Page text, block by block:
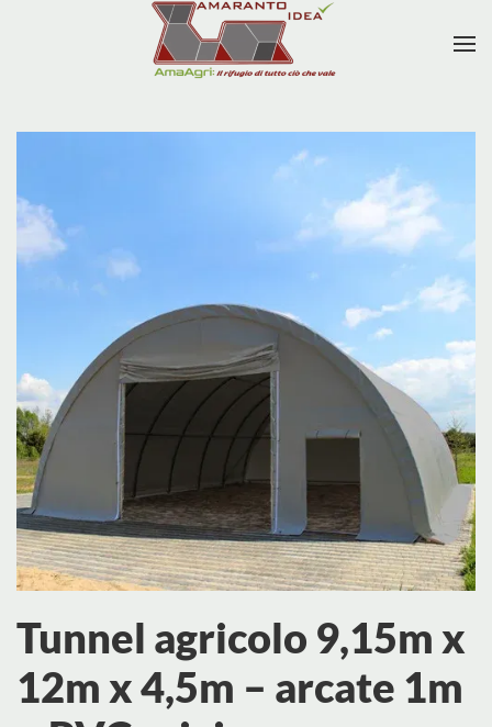
Skip to main content
Tunnel agricolo 9,15m x
12m x 4,5m – arcate 1m